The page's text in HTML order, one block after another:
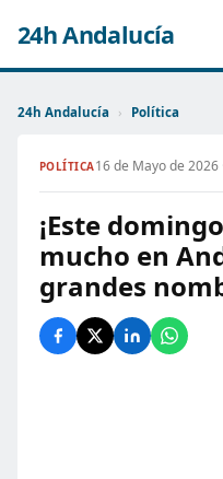
24h Andalucía
24h Andalucía › Política
POLÍTICA16 de Mayo de 2026
¡Este
mucho en
grandes